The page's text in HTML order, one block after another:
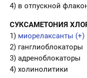
4) в отпускной
СУКСАМЕТОНИЯ
1) миорелаксанты (+)
2) ганглиоблокаторы
3) адреноблокаторы
4) холинолитики